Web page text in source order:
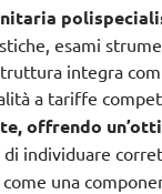
esami
struttura integra
a tariffe
offrendo
di individuare
una